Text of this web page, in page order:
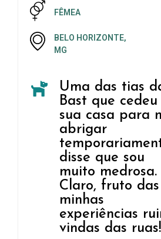
FÊMEA
BELO HORIZONTE,
MG
Uma das tias
Bast que cedeu
sua casa para
abrigar
disse que sou
muito medrosa.
Claro, fruto das
minhas
experiências
vindas das ruas!